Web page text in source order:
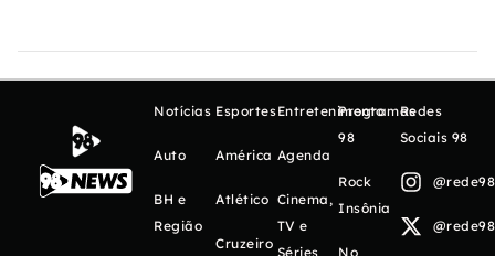
Notícias
Auto
BH e
Região
Esportes
América
Atlético
Cruzeiro
Entretenimento
Agenda
Cinema,
TV e
Séries
Programas
98
Rock
Insônia
No
Redes
Sociais 98